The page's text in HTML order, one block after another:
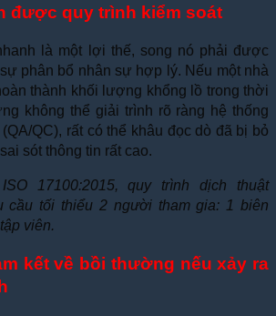
được quy trình kiểm soát
là một lợi thế, song nó phải được
phân bổ nhân sự hợp lý. Nếu một nhà
thành khối lượng khổng lồ trong thời
không thể giải trình rõ ràng hệ thống
QC), rất có thể khâu đọc dò đã bị bỏ
sót thông tin rất cao.
17100:2015, quy trình dịch thuật
cầu tối thiểu 2 người tham gia: 1 biên
viên.
kết về bồi thường nếu xảy ra